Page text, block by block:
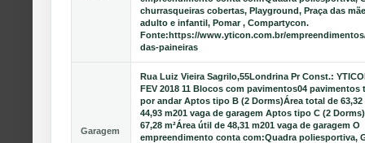
churrasqueiras cobertas, Playground, Praça das
adulto e infantil, Pomar , Compartycon.
Fonte:https://www.yticon.com.br/
das-paineiras
Garagem
Rua Luiz Vieira Sagrilo,55Londrina Pr Const.:
FEV 2018 11 Blocos com pavimentos04 pavimentos
por andar Aptos tipo B (2 Dorms)Área total de 63,32
44,93 m201 vaga de garagem Aptos tipo C (2
67,28 m²Área útil de 48,31 m201 vaga de garagem O
empreendimento conta com:Quadra poliesportiva,